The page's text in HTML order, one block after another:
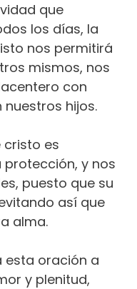
que
los días, la
nos permitirá
mismos, nos
con
hijos.
cristo es
y nos
puesto que su
así que
alma.
esta oración a
y plenitud,